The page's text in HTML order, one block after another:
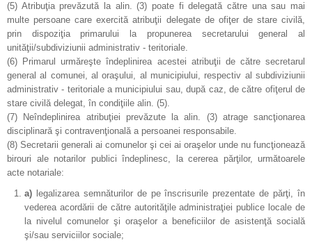
(5) Atribuţia prevăzută la alin. (3) poate fi delegată către una sau mai
multe persoane care exercită atribuţii delegate de ofiţer de stare civilă,
prin dispoziţia primarului la propunerea secretarului general al
unităţii/subdiviziunii administrativ - teritoriale.
(6) Primarul urmăreşte îndeplinirea acestei atribuţii de către secretarul
general al comunei, al oraşului, al municipiului, respectiv al subdiviziunii
administrativ - teritoriale a municipiului sau, după caz, de către ofiţerul de
stare civilă delegat, în condiţiile alin. (5).
(7) Neîndeplinirea atribuţiei prevăzute la alin. (3) atrage sancţionarea
disciplinară şi contravenţională a persoanei responsabile.
(8) Secretarii generali ai comunelor şi cei ai oraşelor unde nu funcţionează
birouri ale notarilor publici îndeplinesc, la cererea părţilor, următoarele
acte notariale:
a) legalizarea semnăturilor de pe înscrisurile prezentate de părţi, în
vederea acordării de către autorităţile administraţiei publice locale de
la nivelul comunelor şi oraşelor a beneficiilor de asistenţă socială
şi/sau serviciilor sociale;